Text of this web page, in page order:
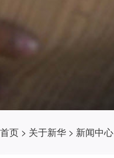
首页 > 关于新华 > 新闻中心